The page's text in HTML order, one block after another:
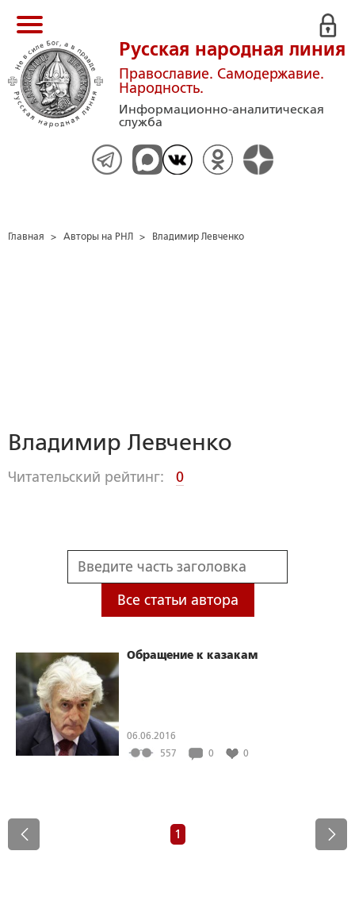
Русская народная линия
Православие. Самодержавие.
Народность.
Информационно-аналитическая
служба
Главная > Авторы на РНЛ > Владимир Левченко
Владимир Левченко
Читательский рейтинг: 0
Все статьи автора
Обращение к казакам
06.06.2016
557
0 0
1